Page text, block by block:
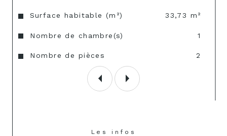
Surface habitable (m²) 33,73 m²
Nombre de chambre(s) 1
Nombre de pièces 2
Les infos